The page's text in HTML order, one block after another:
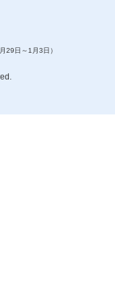
29日～1月3日）